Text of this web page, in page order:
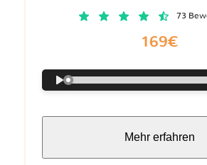
73
169€
Mehr erfahren